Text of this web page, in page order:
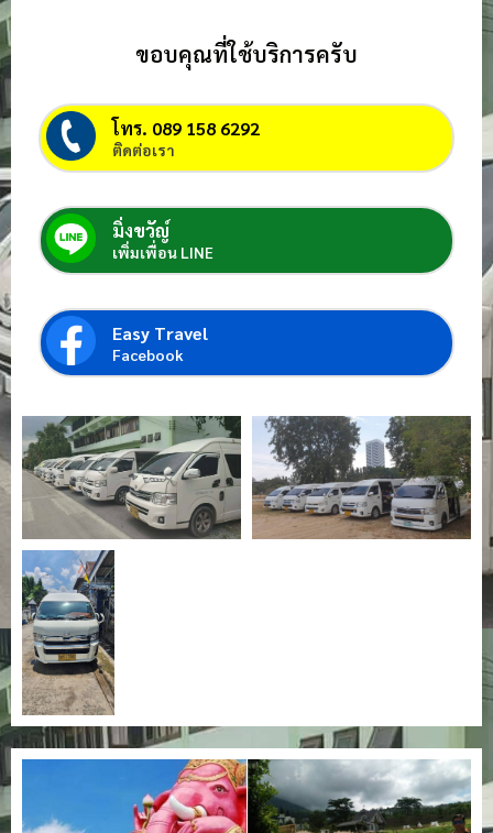
ขอบคุณที่ใช้บริการครับ
โทร. 089 158 6292
ติดต่อเรา
มิ่งขวัญ์
เพิ่มเพื่อน LINE
Easy Travel
Facebook